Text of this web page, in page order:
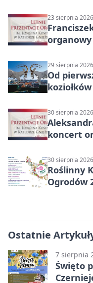
23 sierpnia
organowy
29 sierpnia
Od
30 sierpnia
koncert
30 sierpnia
Roślinny
Ogrodów
Ostatnie
7 sierpnia
Święto